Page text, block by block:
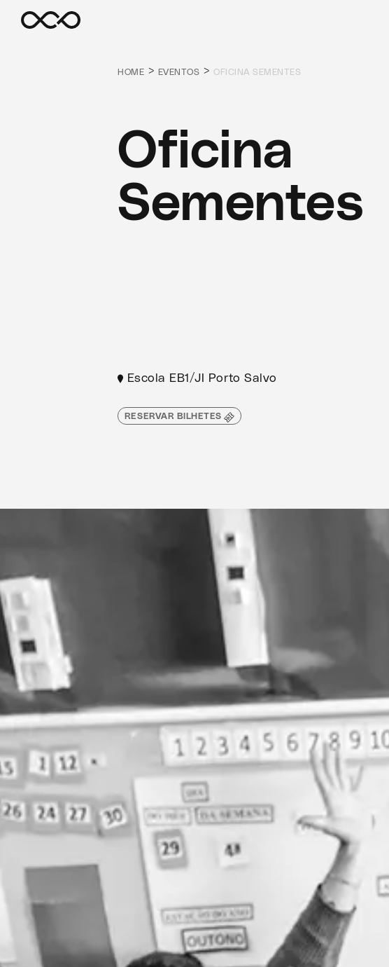
HOME > EVENTOS >OFICINA SEMENTES
Oficina
Sementes
Escola EB1/JI Porto Salvo
RESERVAR BILHETES